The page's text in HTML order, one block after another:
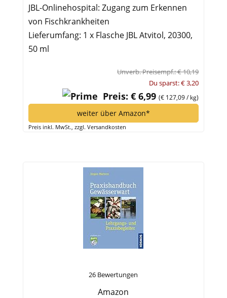
JBL-Onlinehospital: Zugang zum Erkennen
von Fischkrankheiten
Lieferumfang: 1 x Flasche JBL Atvitol, 20300,
50 ml
Unverb. Preisempf.: € 10,19
Du sparst: € 3,20
Preis: € 6,99(€ 127,09 / kg)
weiter über Amazon*
Preis inkl. MwSt., zzgl. Versandkosten
26 Bewertungen
Amazon